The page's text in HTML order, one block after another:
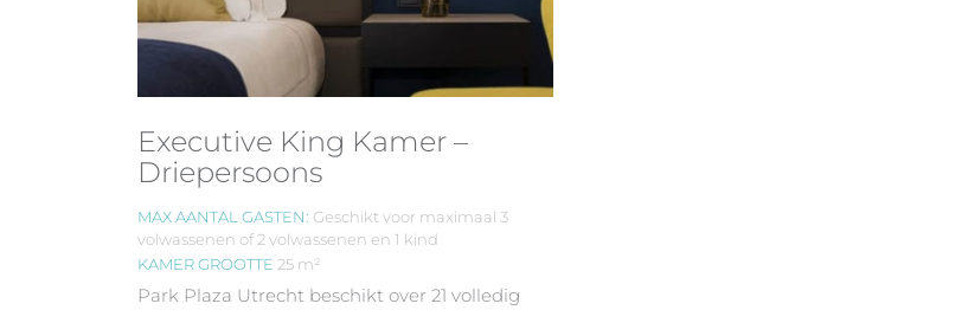
Executive King Kamer –
Driepersoons
MAX AANTAL GASTEN: Geschikt voor maximaal 3
volwassenen of 2 volwassenen en 1 kind
KAMER GROOTTE 25 m²
Park Plaza Utrecht beschikt over 21 volledig